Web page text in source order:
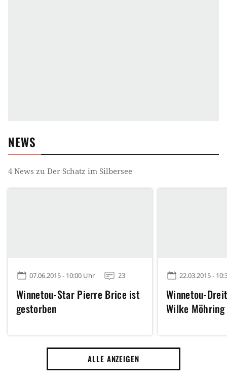
NEWS
4 News zu Der Schatz im Silbersee
07.06.2015 - 10:00 Uhr 23
Winnetou-Star Pierre Brice ist
gestorben
22.03.2015 -
Winnetou-
Wilke
ALLE ANZEIGEN